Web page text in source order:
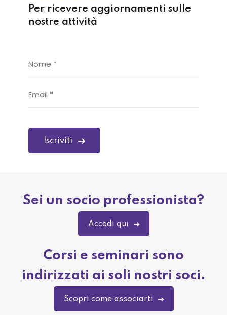
Per ricevere aggiornamenti sulle
nostre attività
Sei un socio professionista?
Accedi qui
Corsi e seminari sono
indirizzati ai soli nostri soci.
Scopri come associarti